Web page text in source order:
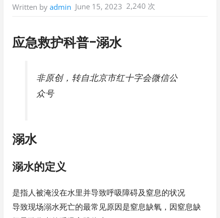
Written by admin June 15, 2023 2,240 次
应急救护科普-溺水
非原创，转自北京市红十字会微信公
众号
溺水
溺水的定义
是指人被淹没在水里并导致呼吸障碍及窒息的状况
导致现场溺水死亡的最常见原因是窒息缺氧，因窒息缺